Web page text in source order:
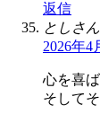
返信
としさん
2026年4
心を喜
そして